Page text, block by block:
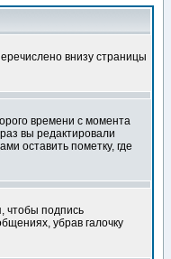
внизу страницы
времени с момента
вы редактировали
оставить пометку, где
чтобы подпись
убрав галочку